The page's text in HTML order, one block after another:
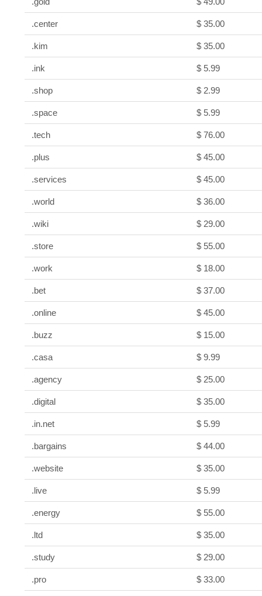
.center $ 35.00
.kim $ 35.00
.ink $ 5.99
.shop $ 2.99
.space $ 5.99
.tech $ 76.00
.plus $ 45.00
.services $ 45.00
.world $ 36.00
.wiki $ 29.00
.store $ 55.00
.work $ 18.00
.bet $ 37.00
.online $ 45.00
.buzz $ 15.00
.casa $ 9.99
.agency $ 25.00
.digital $ 35.00
.in.net $ 5.99
.bargains $ 44.00
.website $ 35.00
.live $ 5.99
.energy $ 55.00
.ltd $ 35.00
.study $ 29.00
.pro $ 33.00